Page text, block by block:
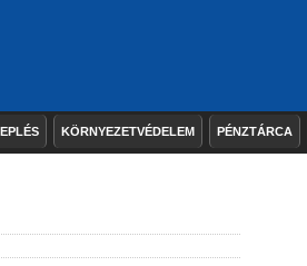
KÖRNYEZETVÉDELEM PÉNZTÁRCA